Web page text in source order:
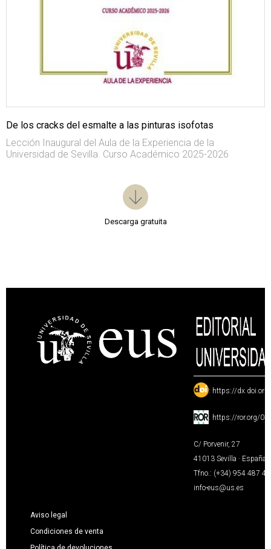
De los cracks del esmalte a las pinturas isofotas
Lección Inaugural del Aula de la Experiencia de la
Universidad de Sevilla. Curso Académico 2025-2026
Descarga gratuita
: https://
: https://ror.org/
C/ Porvenir, 27
41013 Sevilla · España
Tfno.: (+34) 954 487
info-eus@us.es
Aviso legal
Condiciones de venta